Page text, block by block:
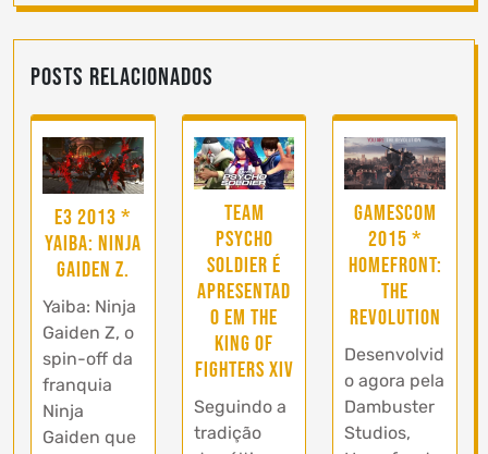
Posts Relacionados
E3 2013 *
Yaiba: Ninja
Gaiden Z.
Yaiba: Ninja
Gaiden Z, o
spin-off da
franquia
Ninja
Gaiden que
Team
Psycho
Soldier é
apresentad
o em The
King of
Fighters XIV
Seguindo a
tradição
Gamescom
2015 *
Homefront:
The
Revolution
Desenvolvid
o agora pela
Dambuster
Studios,